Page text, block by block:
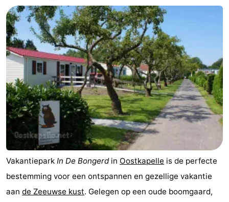
Bruinisse
-
Zierikzee
-
Natuur
Oosterschelde
-
Burgh
Haamstede
-
Natuur
Kop
van
Schouwen
Walcheren
Veere
-
Natuur
Oranjezon
-
Oostkapelle
-
Vakantiepark In De Bongerdin Oostkapelle is de perfecte
bestemming voor een ontspannen en gezellige vakantie
aan de Zeeuwse kust. Gelegen op een oude boomgaard,